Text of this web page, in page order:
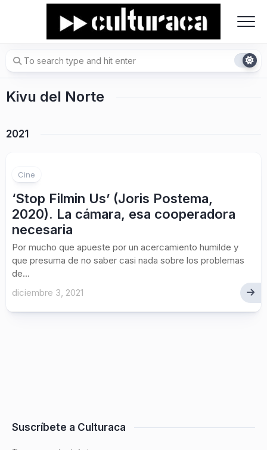
Kivu del Norte
2021
Cine
‘Stop Filmin Us’ (Joris Postema,
2020). La cámara, esa cooperadora
necesaria
Por mucho que apueste por un acercamiento humilde y
que presuma de no saber casi nada sobre los problemas
de...
diciembre 3, 2021
Suscríbete a Culturaca